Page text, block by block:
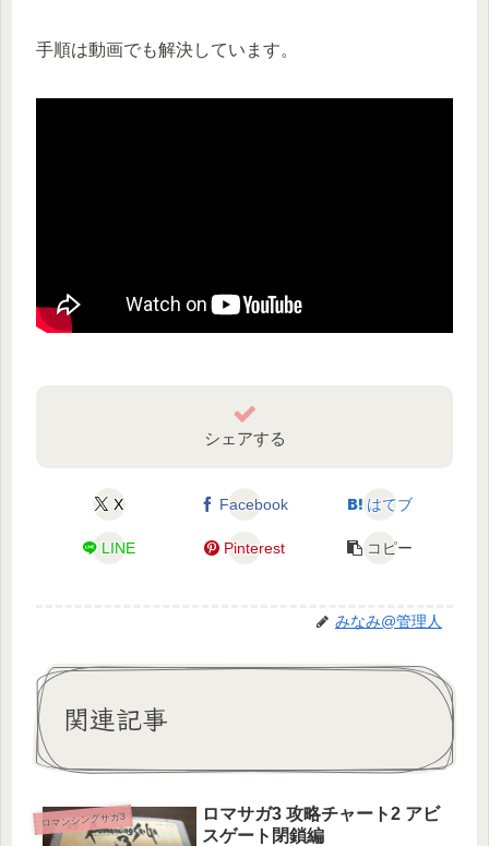
手順は動画でも解決しています。
シェアする
X Facebook はてブ
LINE Pinterest コピー
みなみ@管理人
関連記事
ロマンシングサガ3
ロマサガ3 攻略チャート2 アビ
スゲート閉鎖編